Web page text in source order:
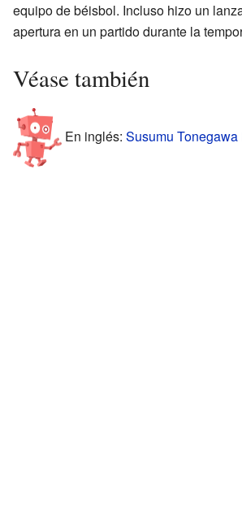
equipo de béisbol. Incluso hizo un
apertura en un partido durante la
Véase también
En inglés: Susumu Tonegawa